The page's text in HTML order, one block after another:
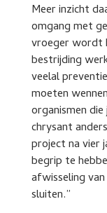
Meer inzicht
omgang met
vroeger wordt
bestrijding
veelal
moeten
organismen
chrysant
project na vier
begrip te
afwisseling
sluiten.”